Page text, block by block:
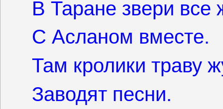
В Таране звери все
С Асланом вместе.
Там кролики траву
Заводят песни.